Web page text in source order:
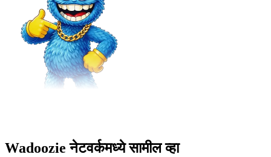
Wadoozie नेटवर्कमध्ये सामील व्हा